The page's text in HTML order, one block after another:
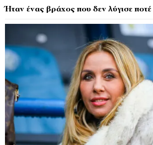
Ήταν ένας βράχος που δεν λύγισε ποτέ